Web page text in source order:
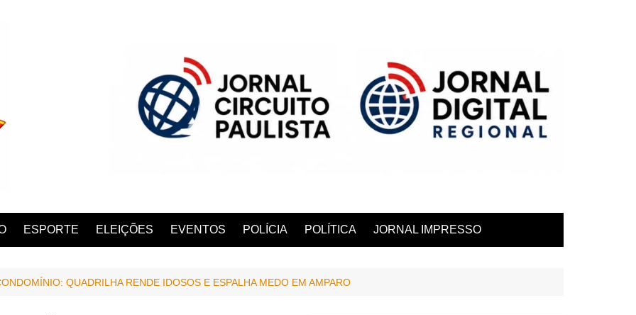
ESPORTE ELEIÇÕES EVENTOS POLÍCIA POLÍTICA JORNAL IMPRESSO
QUADRILHA RENDE IDOSOS E ESPALHA MEDO EM AMPARO